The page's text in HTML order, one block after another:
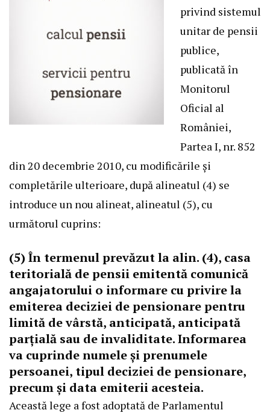
privind sistemul
unitar de pensii
publice,
publicată în
Monitorul
Oficial al
României,
Partea I, nr. 852
din 20 decembrie 2010, cu modificările și
completările ulterioare, după alineatul (4) se
introduce un nou alineat, alineatul (5), cu
următorul cuprins:
(5) În termenul prevăzut la alin. (4), casa
teritorială de pensii emitentă comunică
angajatorului o informare cu privire la
emiterea deciziei de pensionare pentru
limită de vârstă, anticipată, anticipată
parțială sau de invaliditate. Informarea
va cuprinde numele și prenumele
persoanei, tipul deciziei de pensionare,
precum și data emiterii acesteia.
Această lege a fost adoptată de Parlamentul